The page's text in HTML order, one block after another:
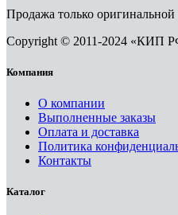
Продажа только
Copyright © 2011-2024 «КИП
Компания
О компании
Выполненные заказы
Оплата и доставка
Политика
Контакты
Каталог